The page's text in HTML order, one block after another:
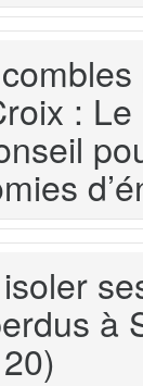
: Le
à